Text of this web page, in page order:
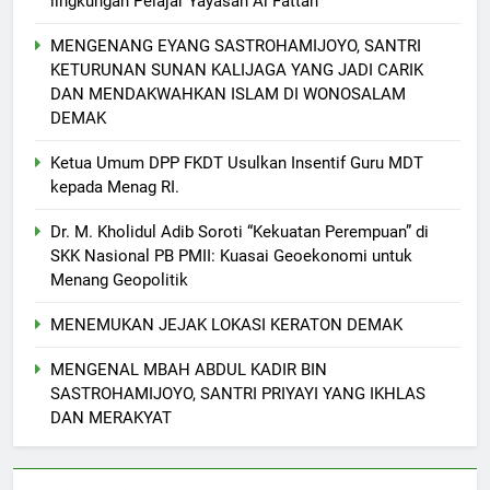
MENGENANG EYANG SASTROHAMIJOYO, SANTRI
KETURUNAN SUNAN KALIJAGA YANG JADI CARIK
DAN MENDAKWAHKAN ISLAM DI WONOSALAM
DEMAK
Ketua Umum DPP FKDT Usulkan Insentif Guru MDT
kepada Menag RI.
Dr. M. Kholidul Adib Soroti “Kekuatan Perempuan” di
SKK Nasional PB PMII: Kuasai Geoekonomi untuk
Menang Geopolitik
MENEMUKAN JEJAK LOKASI KERATON DEMAK
MENGENAL MBAH ABDUL KADIR BIN
SASTROHAMIJOYO, SANTRI PRIYAYI YANG IKHLAS
DAN MERAKYAT